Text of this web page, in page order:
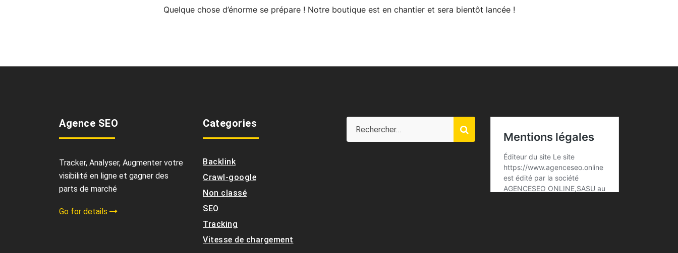
Quelque chose d’énorme se prépare ! Notre boutique est en chantier et sera bientôt lancée !
Agence SEO
Tracker, Analyser, Augmenter votre
visibilité en ligne et gagner des
parts de marché
Go for details
Categories
Backlink
Crawl-google
Non classé
SEO
Tracking
Vitesse de chargement